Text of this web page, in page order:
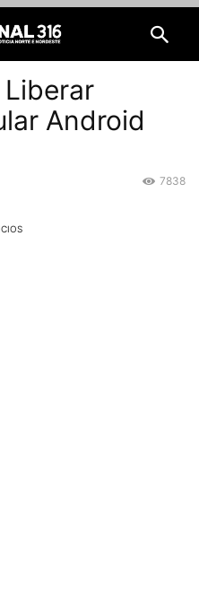
Android
7838